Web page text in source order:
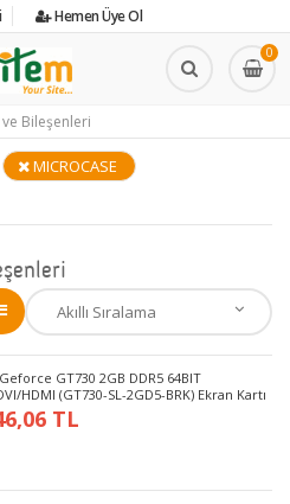
Hemen Üye Ol
0
Bileşenleri
MICROCASE
GT730 2GB DDR5 64BIT
HDMI (GT730-SL-2GD5-BRK) Ekran Kartı
TL